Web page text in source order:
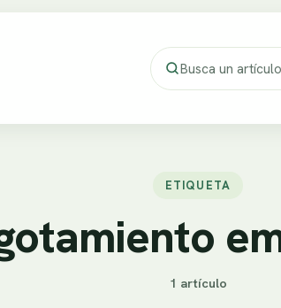
ETIQUETA
1 artículo